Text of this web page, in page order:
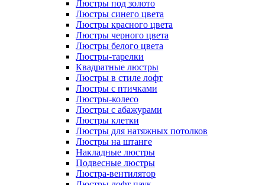
Люстры под золото
Люстры синего цвета
Люстры красного цвета
Люстры черного цвета
Люстры белого цвета
Люстры-тарелки
Квадратные люстры
Люстры в стиле лофт
Люстры с птичками
Люстры-колесо
Люстры с абажурами
Люстры клетки
Люстры для натяжных потолков
Люстры на штанге
Накладные люстры
Подвесные люстры
Люстра-вентилятор